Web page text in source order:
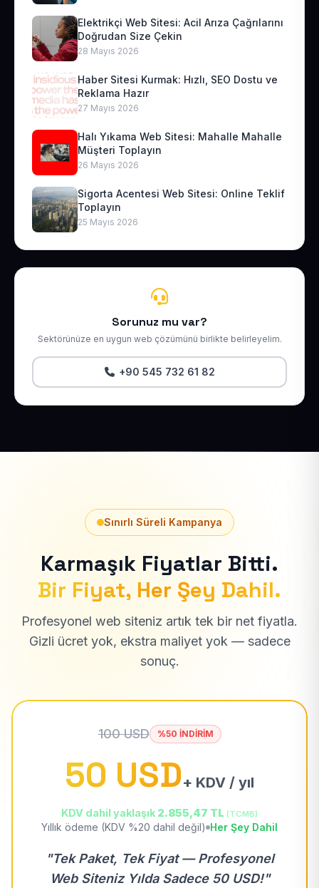
Elektrikçi Web Sitesi: Acil Arıza Çağrılarını
Doğrudan Size Çekin
28 Mayıs 2026
Haber Sitesi Kurmak: Hızlı, SEO Dostu ve
Reklama Hazır
27 Mayıs 2026
Halı Yıkama Web Sitesi: Mahalle Mahalle
Müşteri Toplayın
26 Mayıs 2026
Sigorta Acentesi Web Sitesi: Online Teklif
Toplayın
25 Mayıs 2026
Sorunuz mu var?
Sektörünüze en uygun web çözümünü birlikte belirleyelim.
+90 545 732 61 82
Sınırlı Süreli Kampanya
Karmaşık Fiyatlar Bitti.
Bir Fiyat, Her Şey Dahil.
Profesyonel web siteniz artık tek bir net fiyatla.
Gizli ücret yok, ekstra maliyet yok — sadece
sonuç.
100 USD %50 İNDİRİM
50 USD+ KDV / yıl
KDV dahil yaklaşık 2.855,47 TL (TCMB)
Yıllık ödeme (KDV %20 dahil değil) Her Şey Dahil
"Tek Paket, Tek Fiyat — Profesyonel
Web Siteniz Yılda Sadece 50 USD!"